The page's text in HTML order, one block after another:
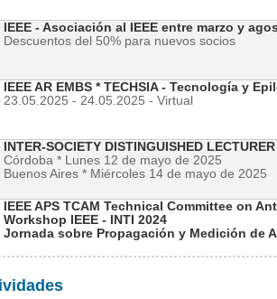
IEEE - Asociación al IEEE entre marzo y
Descuentos del 50% para nuevos socios
IEEE AR EMBS * TECHSIA - Tecnología y
23.05.2025 - 24.05.2025 - Virtual
INTER-SOCIETY DISTINGUISHED
Córdoba * Lunes 12 de mayo de 2025
Buenos Aires * Miércoles 14 de mayo de 2025
IEEE APS TCAM Technical Committee on
Workshop IEEE - INTI 2024
Jornada sobre Propagación y Medición de